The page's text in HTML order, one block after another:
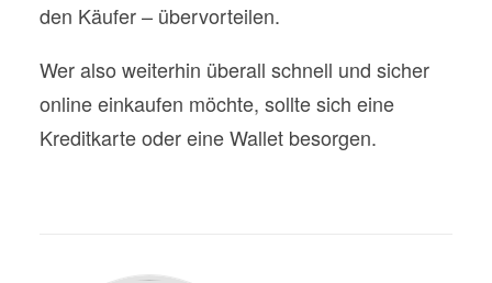
den Käufer – übervorteilen.
Wer also weiterhin überall schnell und sicher
online einkaufen möchte, sollte sich eine
Kreditkarte oder eine Wallet besorgen.